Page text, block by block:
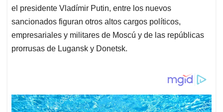
el presidente Vladímir Putin, entre los nuevos
sancionados figuran otros altos cargos políticos,
empresariales y militares de Moscú y de las repúblicas
prorrusas de Lugansk y Donetsk.